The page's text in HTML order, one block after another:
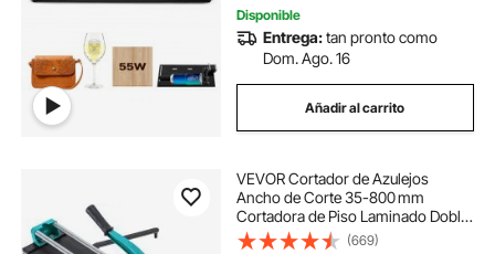
Disponible
Entrega:tan pronto como
Dom. Ago. 16
Añadir al carrito
VEVOR Cortador de Azulejos
Ancho de Corte 35-800 mm
Cortadora de Piso Laminado Doble
Rieles Posicionamiento Láser
(669)